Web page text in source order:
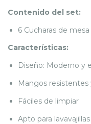
Contenido del set:
6 Cucharas de mesa
Características:
Diseño: Moderno y
Mangos
Fáciles de limpiar
Apto para lavavajillas